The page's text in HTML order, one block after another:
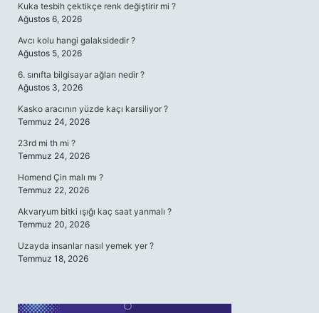
Kuka tesbih çektikçe renk değiştirir mi ?
Ağustos 6, 2026
Avcı kolu hangi galaksidedir ?
Ağustos 5, 2026
6. sınıfta bilgisayar ağları nedir ?
Ağustos 3, 2026
Kasko aracının yüzde kaçı karsiliyor ?
Temmuz 24, 2026
23rd mi th mi ?
Temmuz 24, 2026
Homend Çin malı mı ?
Temmuz 22, 2026
Akvaryum bitki ışığı kaç saat yanmalı ?
Temmuz 20, 2026
Uzayda insanlar nasıl yemek yer ?
Temmuz 18, 2026